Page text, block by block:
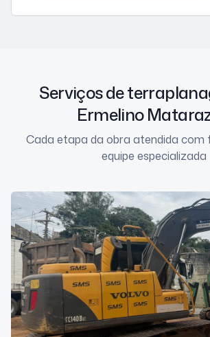
Serviços de
Ermelino
Cada etapa da obra atendida com
equipe especializada